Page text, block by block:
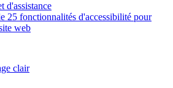
d'assistance
25 fonctionnalités d'accessibilité pour
web
clair